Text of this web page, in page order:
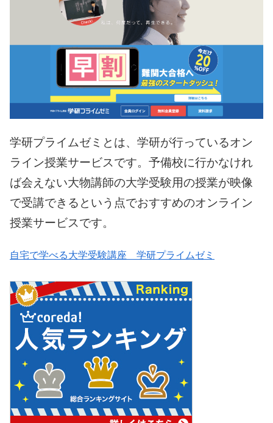
学研プライムゼミとは、学研が行っているオン
ライン授業サービスです。予備校に行かなけれ
ば会えない大物講師の大学受験用の授業が映像
で受講できるという点でおすすめのオンライン
授業サービスです。
自宅で学べる大学受験講座 学研プライムゼミ